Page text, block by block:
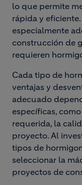
lo que permite
rápida y
especialmente
construcción de
requieren
Cada tipo de
ventajas y
adecuado
específicas,
requerida, la
proyecto. Al
tipos de
seleccionar la
proyectos de